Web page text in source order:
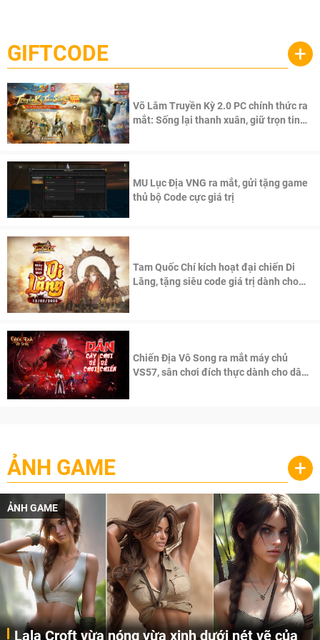
cầu, theo giấy phép chính thức từ công ty game Nhật Bản
Pocketpair, Inc.
GIFTCODE +
Võ Lâm Truyền Kỳ 2.0 PC chính thức ra
mắt: Sống lại thanh xuân, giữ trọn tinh
MU Lục Địa VNG ra mắt, gửi tặng game
thủ bộ Code cực giá trị
Tam Quốc Chí kích hoạt đại chiến Di
Lăng, tặng siêu code giá trị dành cho
Chiến Địa Vô Song ra mắt máy chủ
VS57, sân chơi đích thực dành cho dân
ẢNH GAME +
ẢNH GAME
Lala Croft vừa nóng vừa xinh dưới nét vẽ của